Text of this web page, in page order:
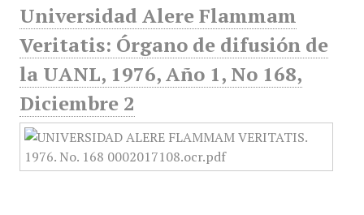
Universidad Alere Flammam
Veritatis: Órgano de difusión de
la UANL, 1976, Año 1, No 168,
Diciembre 2